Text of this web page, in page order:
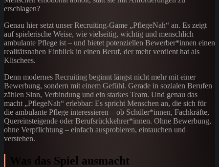
erschlagen?
Genau hier setzt unser Recruiting-Game „PflegeNah“ an. Es zeigt
auf spielerische Weise, wie vielseitig, wichtig und menschlich
ambulante Pflege ist – und bietet potenziellen Bewerber*innen einen
realitätsnahen Einblick in einen Beruf, der mehr verdient hat als
Klischees.
Denn modernes Recruiting beginnt längst nicht mehr mit einer
Bewerbung, sondern mit einem Gefühl. Gerade in sozialen Berufen
zählen Sinn, Verbindung und ein starkes Team. Und genau das
macht „PflegeNah“ erlebbar: Es spricht Menschen an, die sich für
die ambulante Pflege interessieren – ob Schüler*innen, Fachkräfte,
Quereinsteigende oder Berufsrückkehrer*innen. Ohne Bewerbung,
ohne Verpflichtung – einfach ausprobieren, eintauchen und
verstehen.
Was das Spiel ausmacht